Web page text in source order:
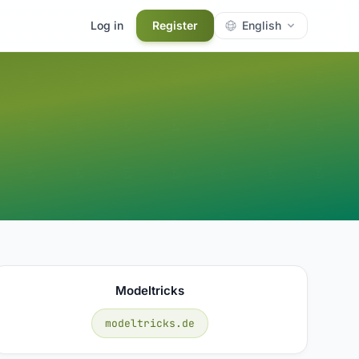
Log in Register English
Modeltricks
modeltricks.de